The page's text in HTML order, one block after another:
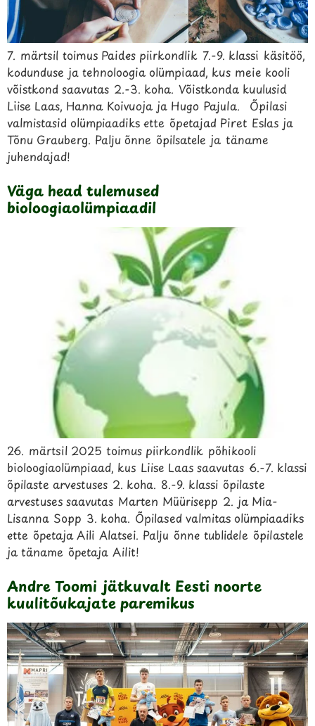
7. märtsil toimus Paides piirkondlik 7.-9. klassi käsitöö,
kodunduse ja tehnoloogia olümpiaad, kus meie kooli
võistkond saavutas 2.-3. koha. Võistkonda kuulusid
Liise Laas, Hanna Koivuoja ja Hugo Pajula. Õpilasi
valmistasid olümpiaadiks ette õpetajad Piret Eslas ja
Tõnu Grauberg. Palju õnne õpilsatele ja täname
juhendajad!
Väga head tulemused
bioloogiaolümpiaadil
26. märtsil 2025 toimus piirkondlik põhikooli
bioloogiaolümpiaad, kus Liise Laas saavutas 6.-7. klassi
õpilaste arvestuses 2. koha. 8.-9. klassi õpilaste
arvestuses saavutas Marten Müürisepp 2. ja Mia-
Lisanna Sopp 3. koha. Õpilased valmitas olümpiaadiks
ette õpetaja Aili Alatsei. Palju õnne tublidele õpilastele
ja täname õpetaja Ailit!
Andre Toomi jätkuvalt Eesti noorte
kuulitõukajate paremikus